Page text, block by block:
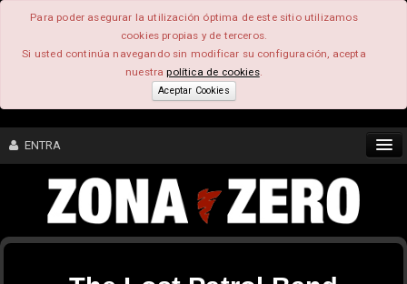
Para poder asegurar la utilización óptima de este sitio utilizamos
cookies propias y de terceros.
Si usted continúa navegando sin modificar su configuración, acepta
nuestrapolítica de cookies.
Aceptar Cookies
ENTRA
CONTENIDO